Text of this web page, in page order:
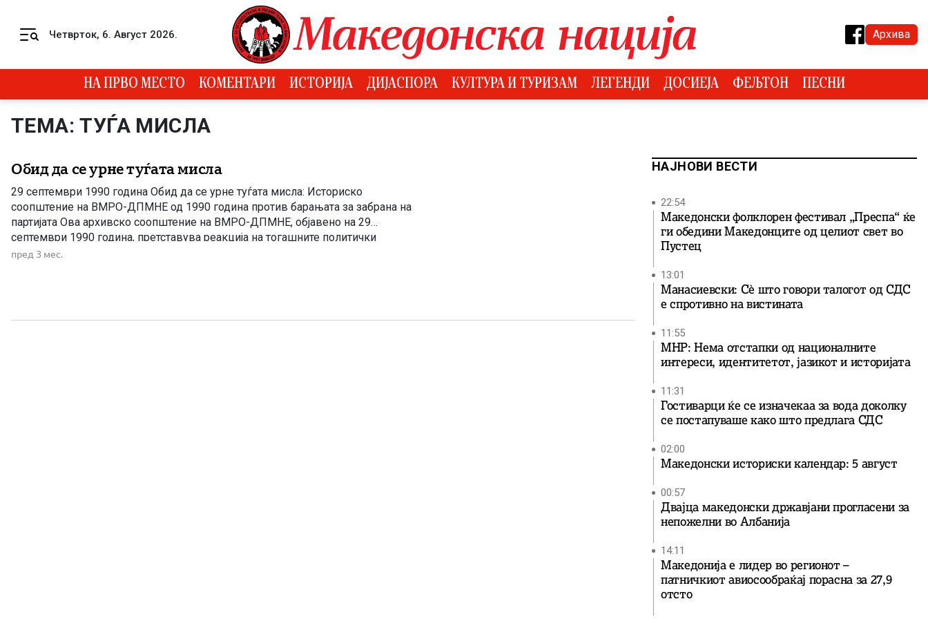
Четврток, 6. Август 2026. Архива
НА ПРВО МЕСТО КОМЕНТАРИ ИСТОРИЈА ДИЈАСПОРА КУЛТУРА И ТУРИЗАМ ЛЕГЕНДИ ДОСИЕЈА ФЕЉТОН ПЕСНИ
ТЕМА: ТУЃА МИСЛА
Обид да се урне туѓата мисла
29 септември 1990 година Обид да се урне туѓата мисла: Историско
соопштение на ВМРО-ДПМНЕ од 1990 година против барањата за забрана на
партијата Ова архивско соопштение на ВМРО-ДПМНЕ, објавено на 29
септември 1990 година, претставува реакција на тогашните политички
притисоци и јавни барања за забрана на партијата во периодот на распадот на
пред 3 мес.
НАЈНОВИ ВЕСТИ
22:54
Македонски фолклорен фестивал „Преспа“ ќе
ги обедини Македонците од целиот свет во
Пустец
13:01
Манасиевски: Сè што говори талогот од СДС
е спротивно на вистината
11:55
МНР: Нема отстапки од националните
интереси, идентитетот, јазикот и историјата
11:31
Гостиварци ќе се изначекаа за вода доколку
се постапуваше како што предлага СДС
02:00
Македонски историски календар: 5 август
00:57
Двајца македонски државјани прогласени за
непожелни во Албанија
14:11
Македонија е лидер во регионот –
патничкиот авиосообраќај порасна за 27,9
отсто